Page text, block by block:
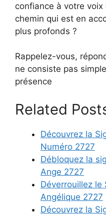
confiance à votre
chemin qui est en
plus profonds ?
Rappelez-vous,
ne consiste pas
présence
Related
Découvrez la
Numéro 2727
Débloquez la
Ange 2727
Déverrouillez le
Angélique 2727
Découvrez la